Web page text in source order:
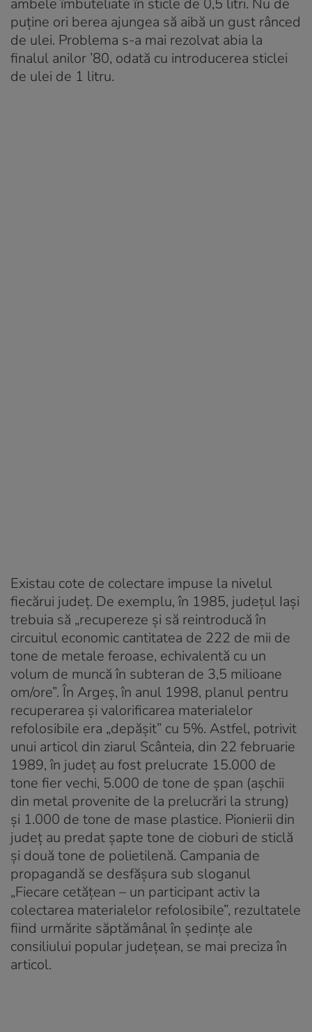
ambele îmbuteliate în sticle de 0,5 litri. Nu de
puține ori berea ajungea să aibă un gust rânced
de ulei. Problema s-a mai rezolvat abia la
finalul anilor ’80, odată cu introducerea sticlei
de ulei de 1 litru.
Existau cote de colectare impuse la nivelul
fiecărui județ. De exemplu, în 1985, județul Iași
trebuia să „recupereze și să reintroducă în
circuitul economic cantitatea de 222 de mii de
tone de metale feroase, echivalentă cu un
volum de muncă în subteran de 3,5 milioane
om/ore”. În Argeș, în anul 1998, planul pentru
recuperarea şi valorificarea materialelor
refolosibile era „depășit” cu 5%. Astfel, potrivit
unui articol din ziarul Scânteia, din 22 februarie
1989, în județ au fost prelucrate 15.000 de
tone fier vechi, 5.000 de tone de şpan (așchii
din metal provenite de la prelucrări la strung)
şi 1.000 de tone de mase plastice. Pionierii din
judeţ au predat şapte tone de cioburi de sticlă
şi două tone de polietilenă. Campania de
propagandă se desfășura sub sloganul
„Fiecare cetățean – un participant activ la
colectarea materialelor refolosibile”, rezultatele
fiind urmărite săptămânal în ședințe ale
consiliului popular județean, se mai preciza în
articol.